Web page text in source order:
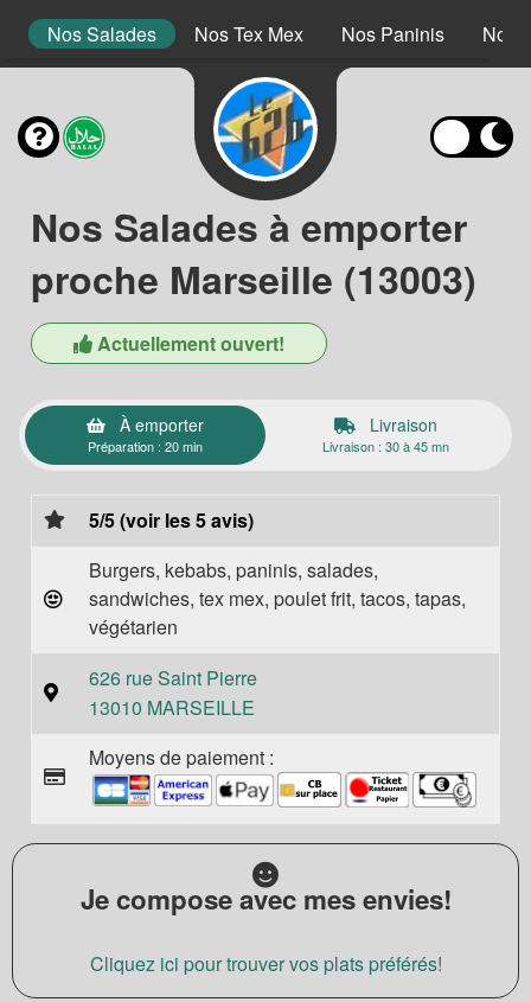
Nos Salades Nos Tex Mex Nos Paninis Nos
Nos Salades à emporter
proche Marseille (13003)
Actuellement ouvert!
À emporter
Préparation : 20 min
Livraison
Livraison : 30 à 45 mn
5/5 (voir les 5 avis)
Burgers, kebabs, paninis, salades,
sandwiches, tex mex, poulet frit, tacos, tapas,
végétarien
626 rue Saint Pierre
13010 MARSEILLE
Moyens de paiement :
Je compose avec mes envies!
Cliquez ici pour trouver vos plats préférés!